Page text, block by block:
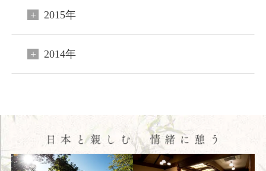
2015年
2014年
採用情報
オンラインショップ
English 简体中文